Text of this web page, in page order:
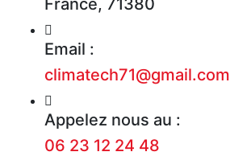
Email :
climatech71@gmail.com
Appelez nous au :
06 23 12 24 48